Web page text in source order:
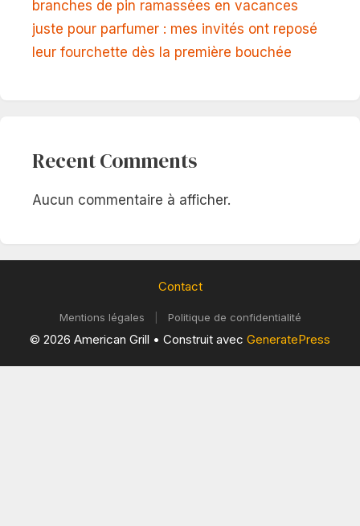
branches de pin ramassées en vacances
juste pour parfumer : mes invités ont reposé
leur fourchette dès la première bouchée
Recent Comments
Aucun commentaire à afficher.
Contact
Mentions légales Politique de confidentialité
© 2026 American Grill • Construit avec GeneratePress